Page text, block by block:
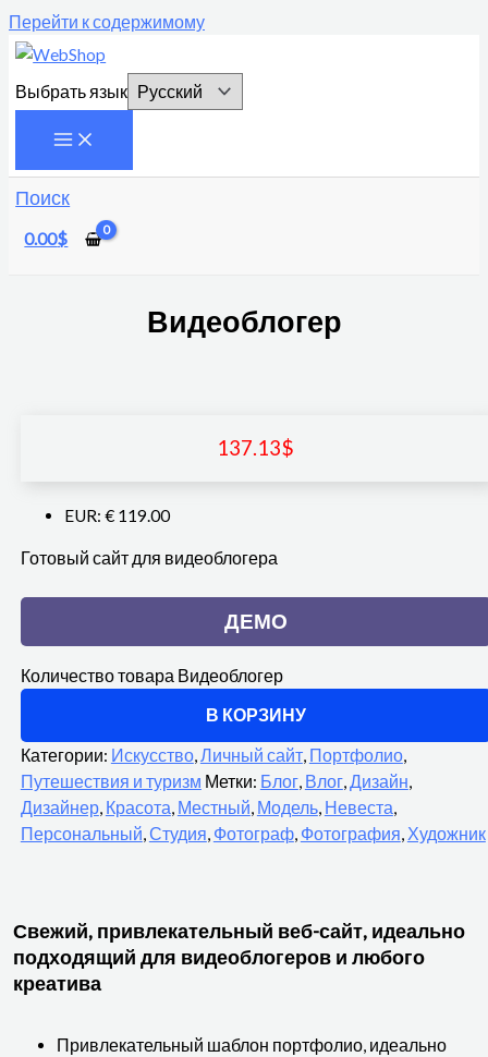
Перейти к содержимому
Выбрать язык
Поиск
0.00$
Видеоблогер
137.13$
EUR: € 119.00
Готовый сайт для видеоблогера
ДЕМО
Количество товара Видеоблогер
В КОРЗИНУ
Категории: Искусство,Личный сайт, Портфолио,
Путешествия и туризм Метки: Блог, Влог,Дизайн,
Дизайнер, Красота, Местный, Модель, Невеста,
Персональный,Студия, Фотограф, Фотография, Художник
Свежий, привлекательный веб-сайт, идеально
подходящий для видеоблогеров и любого
креатива
Привлекательный шаблон портфолио, идеально